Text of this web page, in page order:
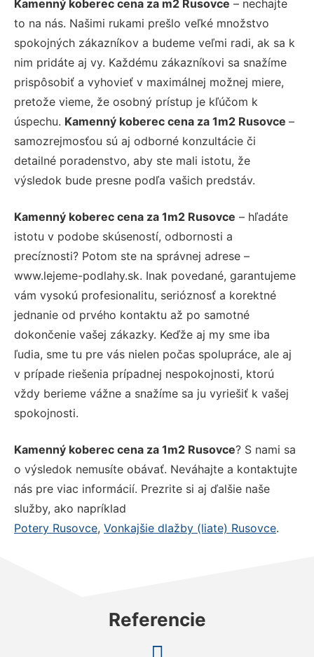
Kamenný koberec cena za m2 Rusovce – nechajte
to na nás. Našimi rukami prešlo veľké množstvo
spokojných zákazníkov a budeme veľmi radi, ak sa k
nim pridáte aj vy. Každému zákazníkovi sa snažíme
prispôsobiť a vyhovieť v maximálnej možnej miere,
pretože vieme, že osobný prístup je kľúčom k
úspechu. Kamenný koberec cena za 1m2 Rusovce –
samozrejmosťou sú aj odborné konzultácie či
detailné poradenstvo, aby ste mali istotu, že
výsledok bude presne podľa vašich predstáv.
Kamenný koberec cena za 1m2 Rusovce – hľadáte
istotu v podobe skúseností, odbornosti a
precíznosti? Potom ste na správnej adrese –
www.lejeme-podlahy.sk. Inak povedané, garantujeme
vám vysokú profesionalitu, serióznosť a korektné
jednanie od prvého kontaktu až po samotné
dokončenie vašej zákazky. Keďže aj my sme iba
ľudia, sme tu pre vás nielen počas spolupráce, ale aj
v prípade riešenia prípadnej nespokojnosti, ktorú
vždy berieme vážne a snažíme sa ju vyriešiť k vašej
spokojnosti.
Kamenný koberec cena za 1m2 Rusovce? S nami sa
o výsledok nemusíte obávať. Neváhajte a kontaktujte
nás pre viac informácií. Prezrite si aj ďalšie naše
služby, ako napríklad
Potery Rusovce, Vonkajšie dlažby (liate) Rusovce.
Referencie